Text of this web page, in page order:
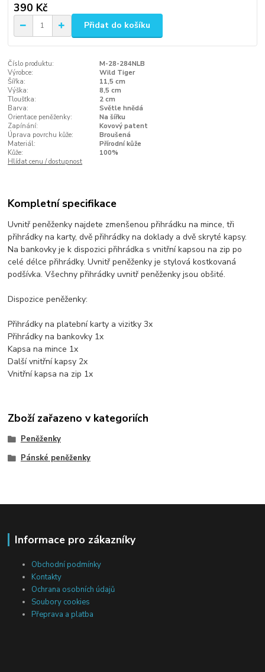
390 Kč
Přidat do košíku
Číslo produktu:
M-28-284NLB
Výrobce:
Wild Tiger
Šířka:
11,5 cm
Výška:
8,5 cm
Tloušťka:
2 cm
Barva:
Světle hnědá
Orientace peněženky:
Na šířku
Zapínání:
Kovový patent
Úprava povrchu kůže:
Broušená
Materiál:
Přírodní kůže
Kůže:
100%
Hlídat cenu / dostupnost
Kompletní specifikace
Uvnitř peněženky najdete zmenšenou přihrádku na mince, tři
přihrádky na karty, dvě přihrádky na doklady a dvě skryté kapsy.
Na bankovky je k dispozici přihrádka s vnitřní kapsou na zip po
celé délce přihrádky. Uvnitř peněženky je stylová kostkovaná
podšívka. Všechny přihrádky uvnitř peněženky jsou obšité.
Dispozice peněženky:
Přihrádky na platební karty a vizitky 3x
Přihrádky na bankovky 1x
Kapsa na mince 1x
Další vnitřní kapsy 2x
Vnitřní kapsa na zip 1x
Zboží zařazeno v kategoriích
Peněženky
Pánské peněženky
Informace pro zákazníky
Obchodní podmínky
Kontakty
Ochrana osobních údajů
Soubory cookies
Přeprava a platba